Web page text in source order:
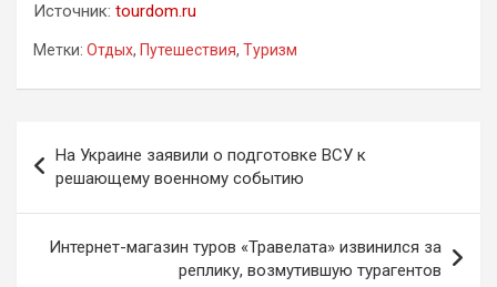
Источник: tourdom.ru
Метки: Отдых, Путешествия, Туризм
по
записям
На Украине заявили о подготовке ВСУ к
решающему военному событию
Интернет-магазин туров «Травелата» извинился за
реплику, возмутившую турагентов